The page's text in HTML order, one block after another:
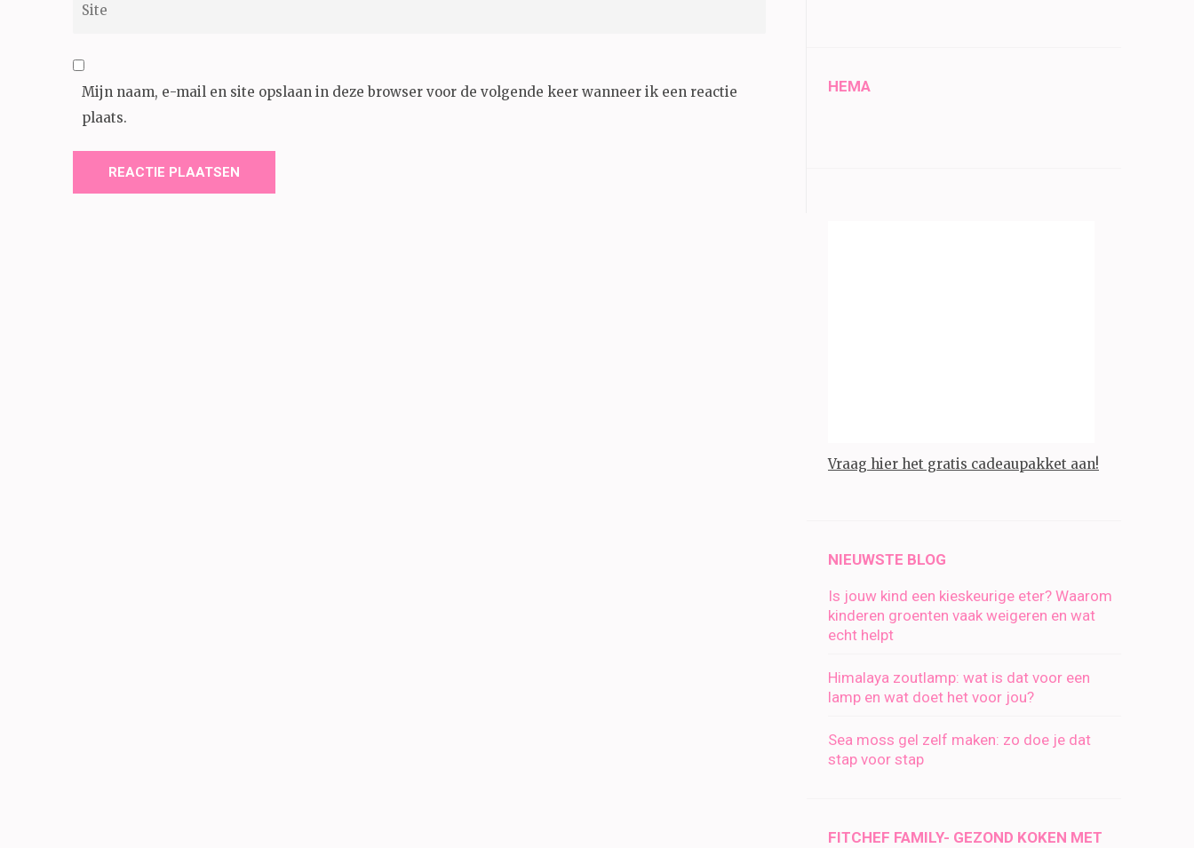
Mijn naam, e-mail en site opslaan in deze browser voor de volgende keer wanneer ik een reactie
plaats.
HEMA
Vraag hier het gratis cadeaupakket aan!
NIEUWSTE BLOG
Is jouw kind een kieskeurige eter? Waarom
kinderen groenten vaak weigeren en wat
echt helpt
Himalaya zoutlamp: wat is dat voor een
lamp en wat doet het voor jou?
Sea moss gel zelf maken: zo doe je dat
stap voor stap
FITCHEF FAMILY- GEZOND KOKEN MET